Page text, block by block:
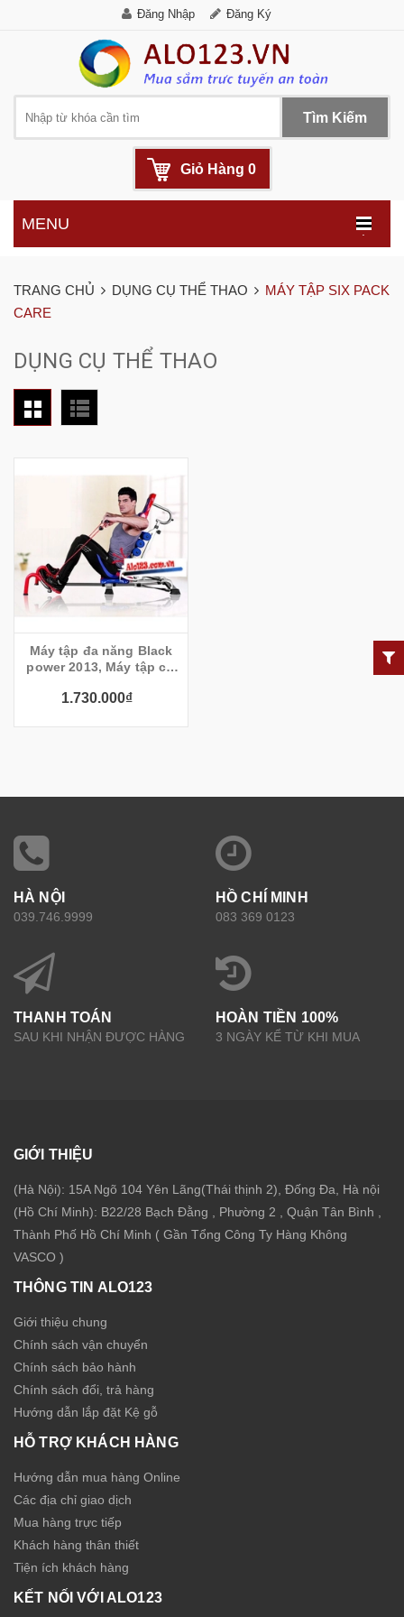
Đăng Nhập Đăng Ký
Tìm Kiếm
Giỏ Hàng 0
.
MENU
TRANG CHỦ DỤNG CỤ THỂ THAO
MÁY TẬP SIX PACK
CARE
DỤNG CỤ THỂ THAO
Máy tập đa năng Black
power 2013, Máy tập cơ
power 2013, máy tập1.730.000₫
HÀ NỘI
039.746.9999
HỒ CHÍ MINH
083 369 0123
THANH TOÁN
SAU KHI NHẬN ĐƯỢC HÀNG
HOÀN TIỀN 100%
3 NGÀY KỂ TỪ KHI MUA
GIỚI THIỆU
(Hà Nội): 15A Ngõ 104 Yên Lãng(Thái thịnh 2), Đống Đa, Hà nội
(Hồ Chí Minh): B22/28 Bạch Đằng , Phường 2 , Quận Tân Bình ,
Thành Phố Hồ Chí Minh ( Gần Tổng Công Ty Hàng Không
VASCO )
THÔNG TIN ALO123
Giới thiệu chung
Chính sách vận chuyển
Chính sách bảo hành
Chính sách đổi, trả hàng
Hướng dẫn lắp đặt Kệ gỗ
HỖ TRỢ KHÁCH HÀNG
Hướng dẫn mua hàng Online
Các địa chỉ giao dịch
Mua hàng trực tiếp
Khách hàng thân thiết
Tiện ích khách hàng
KẾT NỐI VỚI ALO123